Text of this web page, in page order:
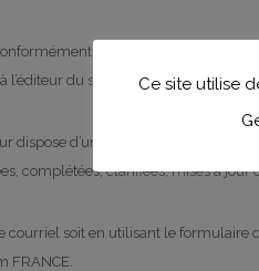
à l’article 32 de cette
du site.
dispose d’un droit d’interrogation,
complétées, clarifiées, mises à jour
courriel soit en utilisant le
FRANCE.
Ce site utilise